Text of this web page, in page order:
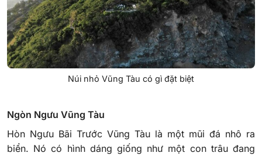
Núi nhỏ Vũng Tàu có gì đặt biệt
Ngòn Ngưu Vũng Tàu
Hòn Ngưu Bãi Trước Vũng Tàu là một mũi đá nhô ra
biển. Nó có hình dáng giống như một con trâu đang